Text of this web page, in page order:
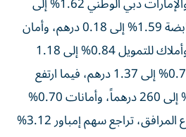
31.50 درهم، والإثمار القابضة 1.59% إلى 0.18 درهم، وأمان
0.99% إلى 0.39 درهم، وأملاك للتمويل 0.84% إلى 1.18
درهم، ومصرف عجمان 0.72% إلى 1.37 درهم، فيما ارتفع
سهم بنك المشرق 0.77% إلى 260 درهماً، وأمانات 0.70%
إلى 1.43 درهم. وفي قطاع المرافق، تراجع سهم إمباور 3.12%